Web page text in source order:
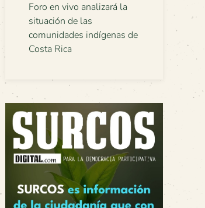
Foro en vivo analizará la
situación de las
comunidades indígenas de
Costa Rica